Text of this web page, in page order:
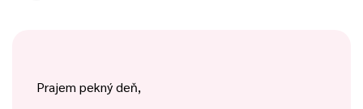
Prajem pekný deň,